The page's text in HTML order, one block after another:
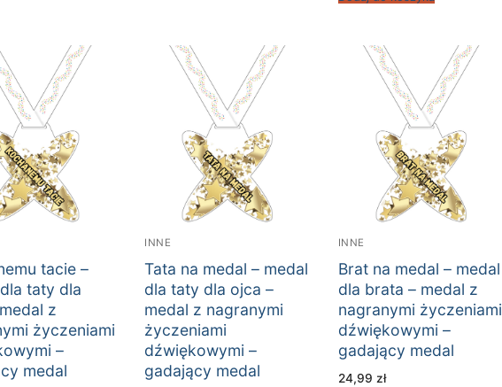
tacie –
taty dla
z
życzeniami
–
medal
INNE
Tata na medal – medal
dla taty dla ojca –
medal z nagranymi
życzeniami
dźwiękowymi –
gadający medal
INNE
Brat na medal – medal
dla brata – medal z
nagranymi życzeniami
dźwiękowymi –
gadający medal
24,99 zł